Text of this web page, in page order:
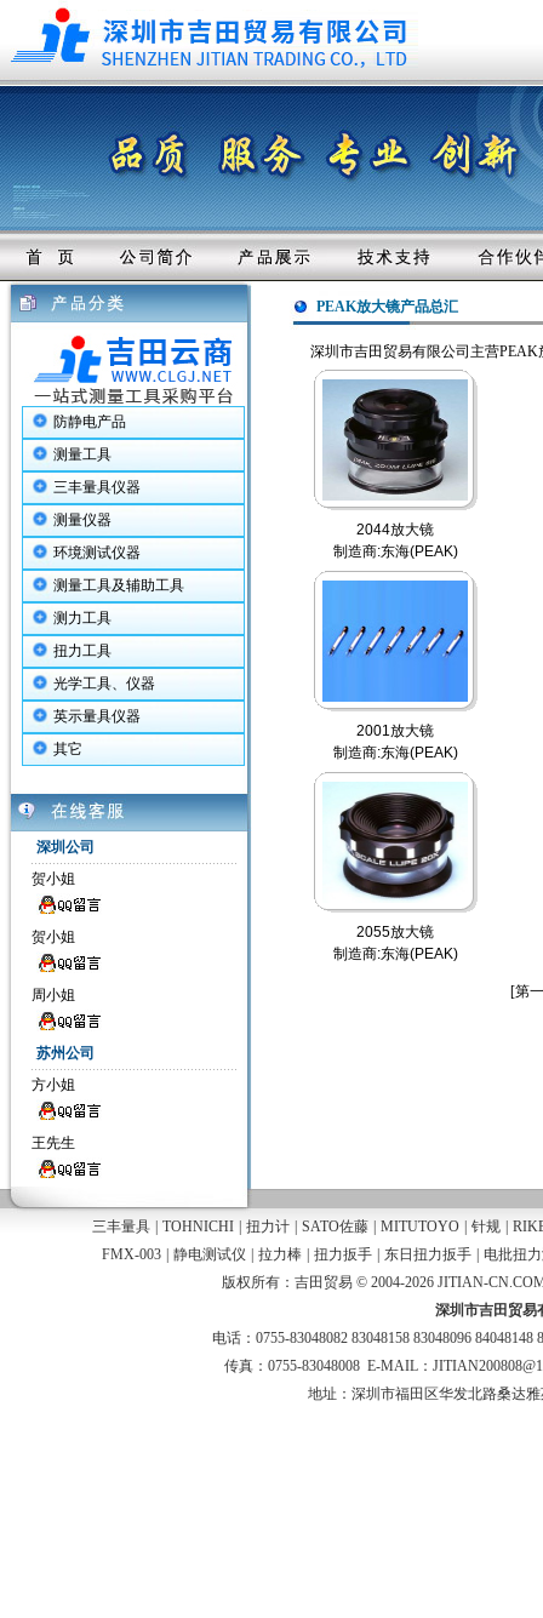
防静电产品
测量工具
三丰量具仪器
测量仪器
环境测试仪器
测量工具及辅助工具
测力工具
扭力工具
光学工具、仪器
英示量具仪器
其它
深圳公司
贺小姐
贺小姐
周小姐
苏州公司
方小姐
王先生
PEAK放大镜产品总汇
深圳市吉田贸易有限公司主营PEAK
2044放大镜
制造商:东海(PEAK)
2001放大镜
制造商:东海(PEAK)
2055放大镜
制造商:东海(PEAK)
[第
三丰量具 TOHNICHI 扭力计 SATO佐藤 MITUTOYO 针规
FMX-003
静电测试仪 拉力棒 扭力扳手 东日扭力扳手
电批扭
版权所有：吉田贸易 © 2004-2026 JITIAN-
深圳市吉田贸易
电话：0755-83048082 83048158 83048096 84048148
传真：0755-83048008 E-MAIL：
地址：深圳市福田区华发北路桑达雅